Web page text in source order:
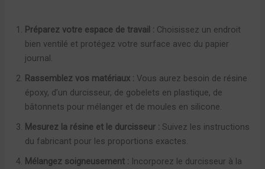
Préparez votre espace de travail : Choisissez un endroit
bien ventilé et protégez votre surface avec du papier
journal.
Rassemblez vos matériaux : Vous aurez besoin de résine
époxy, d’un durcisseur, de gobelets en plastique, de
bâtonnets pour mélanger et de moules en silicone.
Mesurez la résine et le durcisseur : Suivez les instructions
du fabricant pour les proportions exactes.
Mélangez soigneusement : Incorporez le durcisseur à la